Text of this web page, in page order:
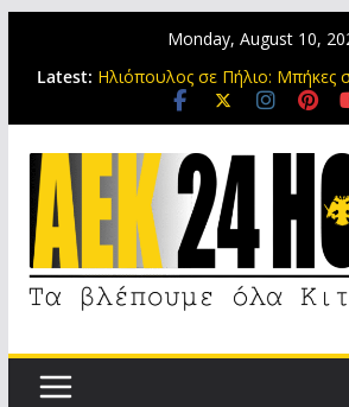
Monday, August 10,
Latest:
Η ΑΕΚ παρουσιάζει αύριο τη
(video)
Ηλιόπουλος σε Πήλιο: Μπήκες
ΑΕΚ και με σκληρή δουλειά
Ανανέωσαν τη συνεργασία τους
έως το 2030
Ο παλιός είναι αλλιώς, αλλά ο
ωραίος!
Αλεξίου και Καλοσκάμης
Cup